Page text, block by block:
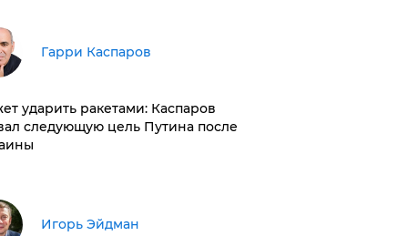
Гарри Каспаров
ударить ракетами: Каспаров
следующую цель Путина после
Игорь Эйдман